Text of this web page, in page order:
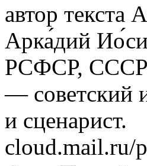
автор текста
Арка́дий
РСФСР, СССР
— советский
и сценарист.
cloud.mail.ru/